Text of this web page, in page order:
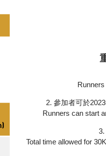
2. 參加者可於
Runners can start
3.
Total time allowed for